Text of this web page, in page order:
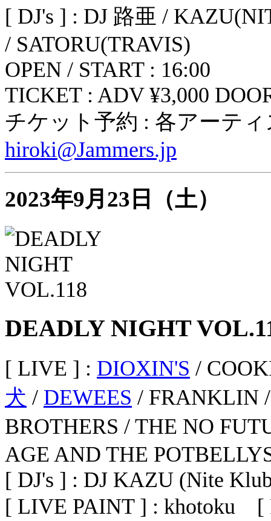
[ DJ's ] : DJ 路亜 /
/ SATORU(TRAVIS)
OPEN / START : 16:00
TICKET : ADV ¥3,000
チケット予約 : 各アーテ
hiroki@Jammers.jp
2023年9月23日（土）
DEADLY NIGHT
[ LIVE ] : DIOXIN'S /
犬 / DEWEES / FRANKLIN
BROTHERS / THE NO
AGE AND THE
[ DJ's ] : DJ KAZU (Nite
[ LIVE PAINT ] : khotoku [